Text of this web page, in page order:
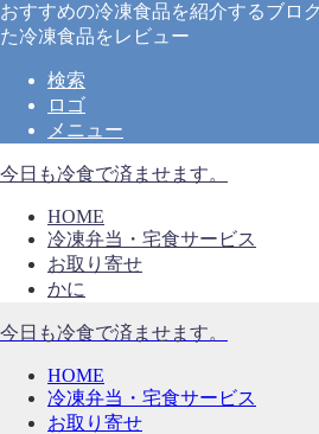
おすすめの冷凍食品を紹介するブロ
た冷凍食品をレビュー
検索
ロゴ
メニュー
今日も冷食で済ませます。
HOME
冷凍弁当・宅食サービス
お取り寄せ
かに
今日も冷食で済ませます。
HOME
冷凍弁当・宅食サービス
お取り寄せ